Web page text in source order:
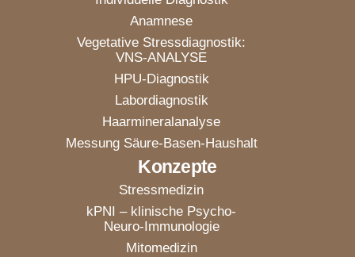
Konzepte
Stressmedizin
kPNI – klinische Psycho-
Neuro-Immunologie
Mitomedizin
Anamnese
Vegetative Stressdiagnostik:
VNS-ANALYSE
HPU-Diagnostik
Labordiagnostik
Haarmineralanalyse
Messung Säure-Basen-Haushalt